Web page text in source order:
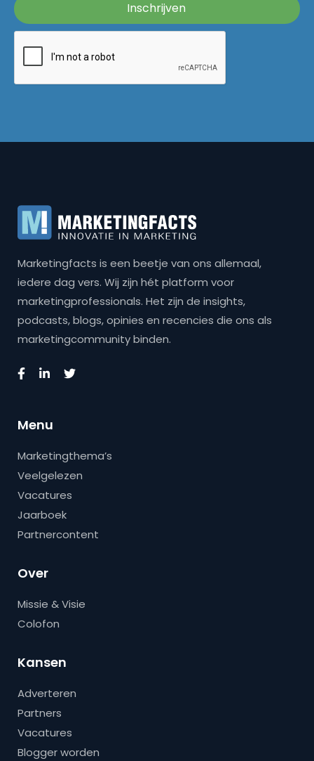
Marketingfacts is een beetje van ons allemaal,
iedere dag vers. Wij zijn hét platform voor
marketingprofessionals. Het zijn de insights,
podcasts, blogs, opinies en recencies die ons als
marketingcommunity binden.
Menu
Marketingthema’s
Veelgelezen
Vacatures
Jaarboek
Partnercontent
Over
Missie & Visie
Colofon
Kansen
Adverteren
Partners
Vacatures
Blogger worden